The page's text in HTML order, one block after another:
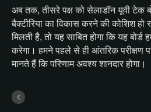
अब तक, तीसरे पक्ष को सेलाडॉन यूवी टेक
बैक्टीरिया का विकास करने की कोशिश हो
मिलती है, तो यह साबित होगा कि यह बोर्ड
करेगा। हमने पहले से ही आंतरिक परीक्षण
मानते हैं कि परिणाम अवश्य शानदार होगा।